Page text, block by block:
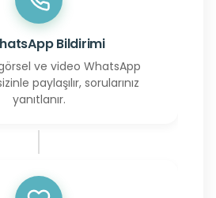
Bildirimi
ve video WhatsApp
paylaşılır, sorularınız
yanıtlanır.